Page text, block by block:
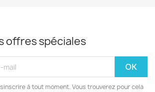
offres spéciales
à tout moment. Vous trouverez pour cela